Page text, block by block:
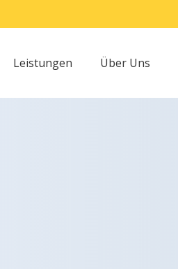
Leistungen Über Uns